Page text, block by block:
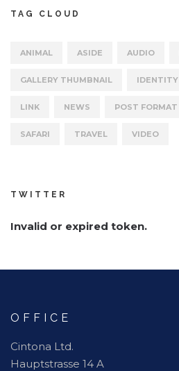
TAG CLOUD
ANIMAL ASIDE AUDIO
GALLERY THUMBNAIL IDENTITY
LINK NEWS POST FORMAT
SAFARI TRAVEL VIDEO
TWITTER
Invalid or expired token.
OFFICE
Cintona Ltd.
Hauptstrasse 14 A